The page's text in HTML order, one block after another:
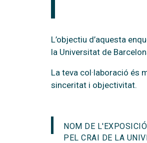
L’objectiu d’aquesta
la Universitat de
La teva col·laboració és
sinceritat i objectivitat.
NOM DE
PEL CRAI DE LA